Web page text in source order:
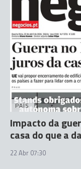
PAÍS
Impacto da
casa do que a
22 Abr 07:30